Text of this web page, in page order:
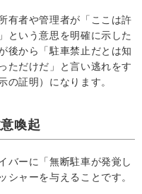
有者や管理者が「ここは許
という意思を明確に示した
後から「駐車禁止だとは知
ただけだ」と言い逃れをす
の証明）になります。
喚起
バーに「無断駐車が発覚し
シャーを与えることです。